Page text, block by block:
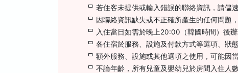
ᄆ 若住客未提供或輸入錯誤的聯絡資訊，請儘
ᄆ 因聯絡資訊缺失或不正確所產生的任何問題
ᄆ 入住當日如需於晚上20:00（韓國時間）後
ᄆ 各住宿於服務、設施及付款方式等選項、狀
ᄆ 額外服務、設施或其他選項之使用，可能因
ᄆ 不論年齡，所有兒童及嬰幼兒於房間入住人